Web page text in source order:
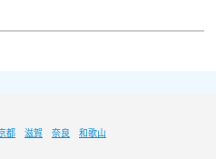
都 滋賀 奈良
和歌山